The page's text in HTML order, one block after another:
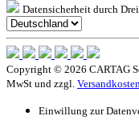
Datensicherheit durch
Copyright © 2026 CARTAG
MwSt und zzgl.
Einwillung zur